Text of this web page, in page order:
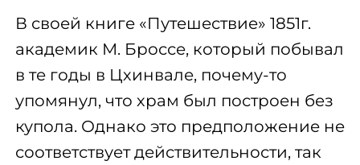
В своей книге «Путешествие» 1851г.
академик М. Броссе, который побывал
в те годы в Цхинвале, почему-то
упомянул, что храм был построен без
купола. Однако это предположение не
соответствует действительности, так